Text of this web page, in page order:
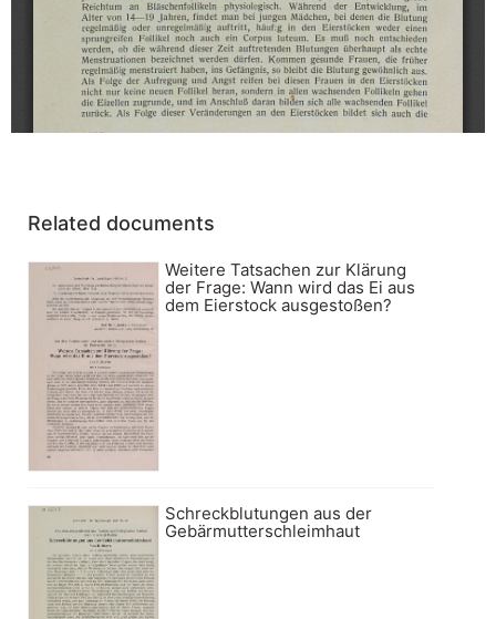
Related documents
Weitere Tatsachen zur Klärung
der Frage: Wann wird das Ei aus
dem Eierstock ausgestoßen?
Schreckblutungen aus der
Gebärmutterschleimhaut